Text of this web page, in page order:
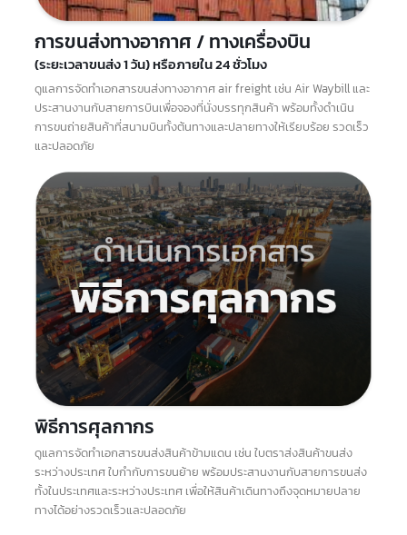
การขนส่งทางอากาศ / ทางเครื่องบิน
(ระยะเวลาขนส่ง 1 วัน) หรือภายใน 24 ชั่วโมง
ดูแลการจัดทำเอกสารขนส่งทางอากาศ air freight เช่น Air Waybill และ
ประสานงานกับสายการบินเพื่อจองที่นั่งบรรทุกสินค้า พร้อมทั้งดำเนิน
การขนถ่ายสินค้าที่สนามบินทั้งต้นทางและปลายทางให้เรียบร้อย รวดเร็ว
และปลอดภัย